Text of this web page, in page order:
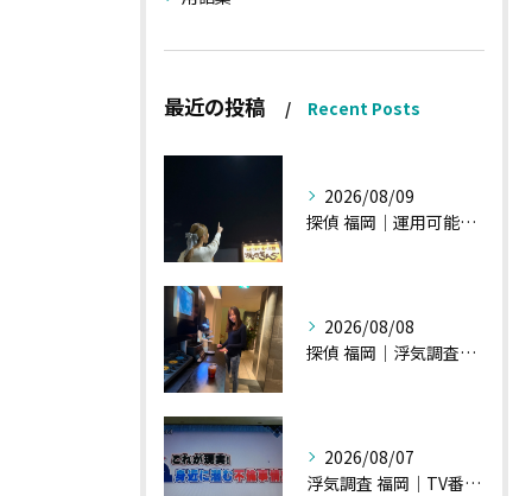
最近の投稿 Recent Posts
2026/08/09
探偵 福岡｜運用可能な報告書②
2026/08/08
探偵 福岡｜浮気調査、諸状況、そして雑談へ
2026/08/07
浮気調査 福岡｜TV番組15分間の特集の時のお話①